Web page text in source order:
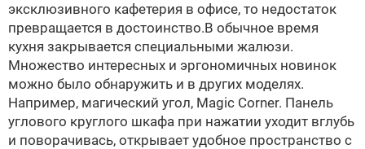
эксклюзивного кафетерия в офисе, то недостаток
превращается в достоинство.В обычное время
кухня закрывается специальными жалюзи.
Множество интересных и эргономичных новинок
можно было обнаружить и в других моделях.
Например, магический угол, Magic Corner. Панель
углового круглого шкафа при нажатии уходит вглубь
и поворачивась, открывает удобное пространство с